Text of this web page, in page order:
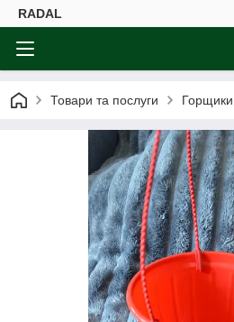
RADAL
Товари та послуги